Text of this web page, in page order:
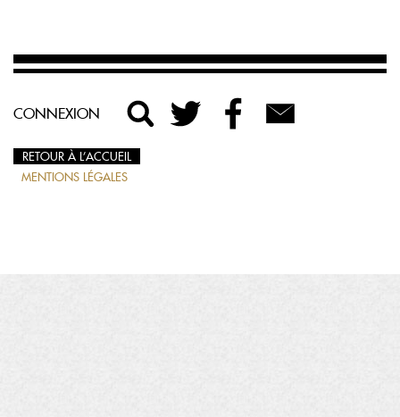
CONNEXION
RETOUR À L’ACCUEIL
MENTIONS LÉGALES